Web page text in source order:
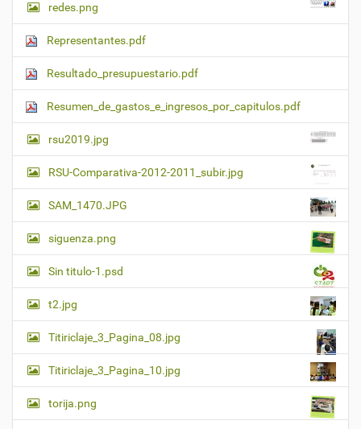
redes.png
Representantes.pdf
Resultado_presupuestario.pdf
Resumen_de_gastos_e_ingresos_por_capitulos.pdf
rsu2019.jpg
RSU-Comparativa-2012-2011_subir.jpg
SAM_1470.JPG
siguenza.png
Sin titulo-1.psd
t2.jpg
Titiriclaje_3_Pagina_08.jpg
Titiriclaje_3_Pagina_10.jpg
torija.png